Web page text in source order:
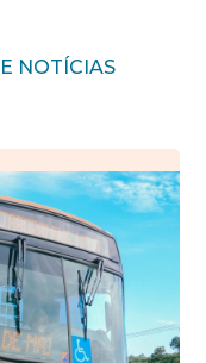
NOTÍCIAS